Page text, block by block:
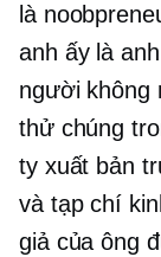
là
anh ấy là
người không
thử chúng
ty xuất bản
và tạp chí
giả của ông